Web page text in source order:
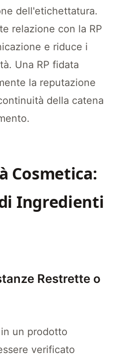
dell'etichettatura.
relazione con la RP
e riduce i
Una RP fidata
la reputazione
della catena
Cosmetica:
Ingredienti
Restrette o
un prodotto
verificato